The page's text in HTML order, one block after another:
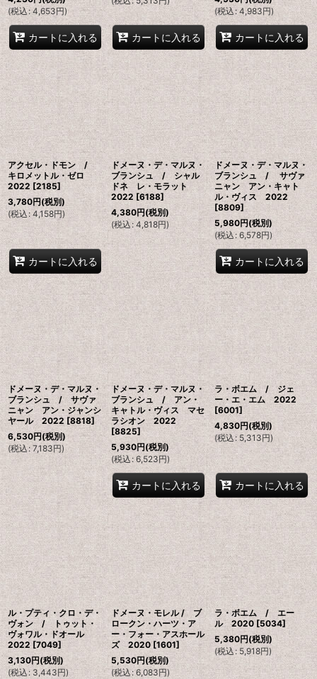
(税込: 4,653円)
カートに入れる カートに入れる
(税込 : 4,983円)
カートに入れる
アクセル・ドモン /
キロメットル・ゼロ
2022 [2185]
3,780円(税別)
(税込: 4,158円)
カートに入れる
ドメーヌ・デ・マルヌ・
ブランシュ / シャル
ドネ レ・モラット
2022 [6188]
4,380円(税別)
(税込 : 4,818円)
ドメーヌ・デ・マルヌ・
ブランシュ / サヴァ
ニャン アン・キャト
ル・ヴィス 2022
[8809]
5,980円(税別)
(税込: 6,578円)
カートに入れる
ドメーヌ・デ・マルヌ・
ブランシュ / サヴァ
ニャン アン・ジャンシ
ヤール 2022 [8818]
6,530円(税別)
(税込 : 7,183円)
ドメーヌ・デ・マルヌ・
ブランシュ / アン・
キャトル・ヴィス マセ
ラシオン 2022
[8825]
5,930円(税別)
(税込: 6,523円)
カートに入れる
ラ・ボエム / ジェ
ー・エ・エム 2022
[6001]
4,830円(税別)
(税込 : 5,313円)
カートに入れる
ル・プティ・クロ・デ・
ヴォン / トゥット・
ヴォワル・ドオール
2022 [7049]
3,130円(税別)
(税込: 3,443円)
ドメーヌ・モレル / ブ
ロークン・ハーツ・ア
ー・フォー・アスホール
ズ 2020 [1601]
5,530円(税別)
(税込: 6,083円)
ラ・ボエム / エー
ル 2020 [5034]
5,380円(税別)
(税込: 5,918円)